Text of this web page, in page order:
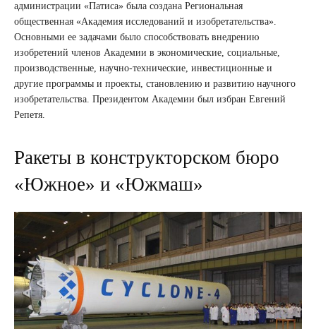
администрации «Патиса» была создана Региональная
общественная «Академия исследований и изобретательства».
Основными ее задачами было способствовать внедрению
изобретений членов Академии в экономические, социальные,
производственные, научно-технические, инвестиционные и
другие программы и проекты, становлению и развитию научного
изобретательства. Президентом Академии был избран Евгений
Репетя.
Ракеты в конструкторском бюро
«Южное» и «Южмаш»